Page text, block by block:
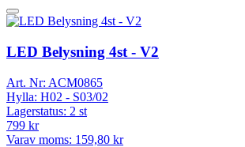
LED Belysning 4st - V2
Art. Nr: ACM0865
Hylla: H02 - S03/02
Lagerstatus: 2 st
799 kr
Varav moms: 159,80 kr